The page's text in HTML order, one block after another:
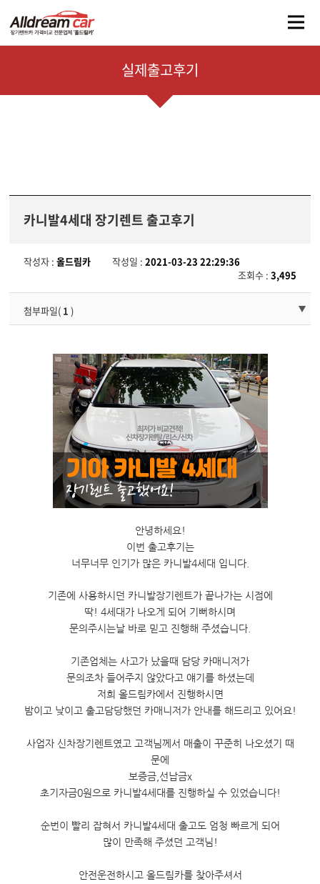
실제출고후기
카니발4세대 장기렌트 출고후기
작성자 :올드림카 작성일 :2021-03-23 22:29:36
조회수 : 3,495
첨부파일( 1 )
안녕하세요!
이번 출고후기는
너무너무 인기가 많은 카니발4세대 입니다.
기존에 사용하시던 카니발장기렌트가 끝나가는 시점에
딱! 4세대가 나오게 되어 기뻐하시며
문의주시는날 바로 믿고 진행해 주셨습니다.
기존업체는 사고가 났을때 담당 카매니저가
문의조차 들어주지 않았다고 얘기를 하셨는데
저희 올드림카에서 진행하시면
밤이고 낮이고 출고담당했던 카매니저가 안내를 해드리고 있어요!
사업자 신차장기렌트였고 고객님께서 매출이 꾸준히 나오셨기 때
문에
보증금,선납금x
초기자금0원으로 카니발4세대를 진행하실 수 있었습니다!
순번이 빨리 잡혀서 카니발4세대 출고도 엄청 빠르게 되어
많이 만족해 주셨던 고객님!
안전운전하시고 올드림카를 찾아주셔서